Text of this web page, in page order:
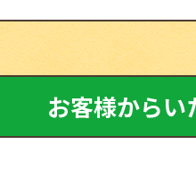
お客様から